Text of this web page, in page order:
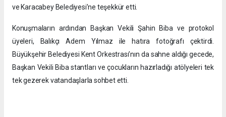
ve Karacabey Belediyesi’ne teşekkür etti.
Konuşmaların ardından Başkan Vekili Şahin Biba ve protokol
üyeleri, Balıkçı Adem Yılmaz ile hatıra fotoğrafı çektirdi.
Büyükşehir Belediyesi Kent Orkestrası’nın da sahne aldığı gecede,
Başkan Vekili Biba stantları ve çocukların hazırladığı atölyeleri tek
tek gezerek vatandaşlarla sohbet etti.